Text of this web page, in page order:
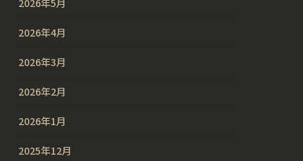
2026年4月
2026年3月
2026年2月
2026年1月
2025年12月